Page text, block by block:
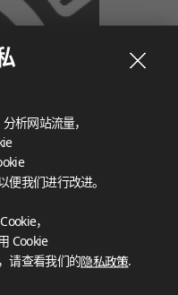
Mean
析网站流量，
我们进行改进。
，
Cookie
请查看我们的隐私政策.